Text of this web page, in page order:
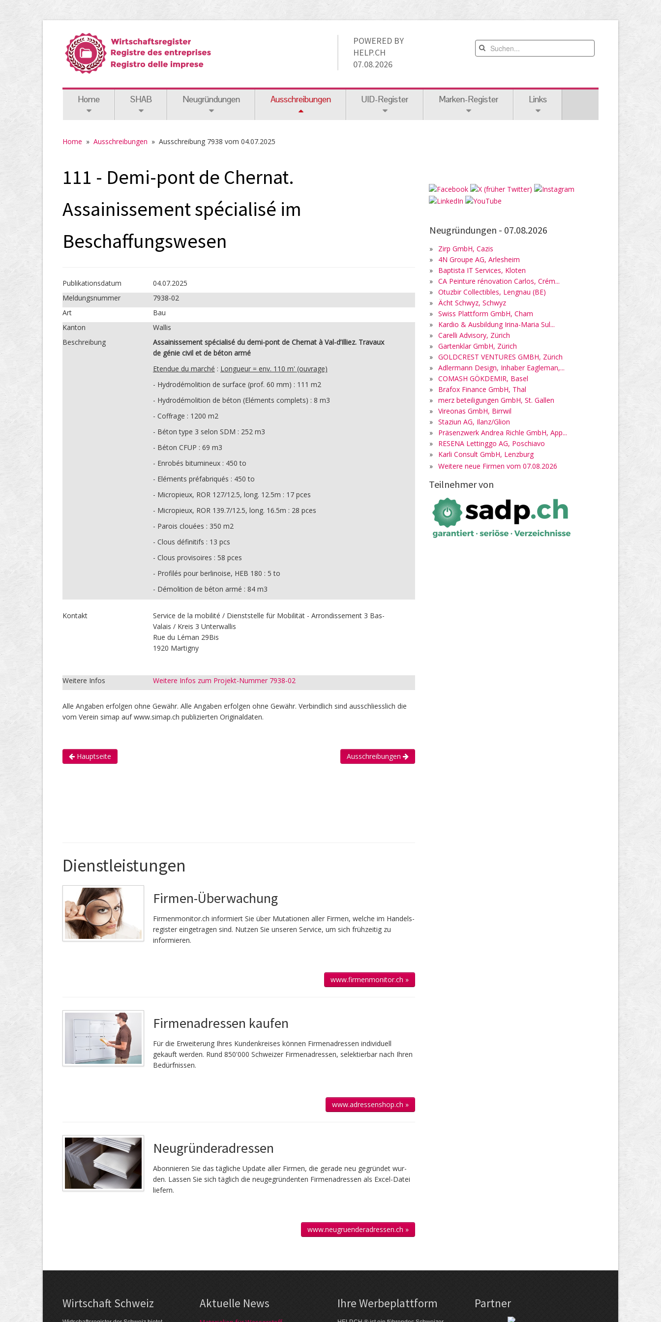
POWERED BY
HELP.CH
07.08.2026
Home SHAB Neugründungen Ausschreibungen UID-Register Marken-Register Links
Home » Ausschreibungen » Ausschreibung 7938 vom 04.07.2025
111 - Demi-pont de Chernat.
Assainissement spécialisé im
Beschaffungswesen
Publikations­datum
04.07.2025
Meldungs­nummer
7938-02
Art
Bau
Kanton
Wallis
Beschreibung
Assainissement spécialisé du demi-pont de Chernat à Val-d’Illiez. Travaux
de génie civil et de béton armé
Etendue du marché : Longueur = env. 110 m' (ouvrage)
- Hydrodémolition de surface (prof. 60 mm) : 111 m2
- Hydrodémolition de béton (Eléments complets) : 8 m3
- Coffrage : 1200 m2
- Béton type 3 selon SDM : 252 m3
- Béton CFUP : 69 m3
- Enrobés bitumineux : 450 to
- Eléments préfabriqués : 450 to
- Micropieux, ROR 127/12.5, long. 12.5m : 17 pces
- Micropieux, ROR 139.7/12.5, long. 16.5m : 28 pces
- Parois clouées : 350 m2
- Clous définitifs : 13 pcs
- Clous provisoires : 58 pces
- Profilés pour berlinoise, HEB 180 : 5 to
- Démolition de béton armé : 84 m3
Kontakt
Service de la mobilité / Dienststelle für Mobilität - Arrondissement 3 Bas-
Valais / Kreis 3 Unterwallis
Rue du Léman 29Bis
1920 Martigny
Weitere Infos Weitere Infos zum Projekt-Nummer 7938-02
Alle Angaben erfolgen ohne Gewähr. Alle Angaben erfolgen ohne Gewähr. Verbindlich sind ausschliesslich die
vom Verein simap auf www.simap.ch publizierten Originaldaten.
Hauptseite Ausschreibungen
Dienstleistungen
Firmen-Überwachung
Firmenmonitor.ch informiert Sie über Mutationen aller Firmen, welche im Handels­
register eingetragen sind. Nutzen Sie unseren Service, um sich frühzeitig zu
informieren.
www.firmenmonitor.ch »
Firmenadressen kaufen
Für die Er­wei­te­rung Ihres Kun­den­kreises kön­nen Firmen­adressen individuell
gekauft werden. Rund 850'000 Schweizer Firmen­adressen, selek­tierbar nach Ihren
Bedürfnissen.
www.adressenshop.ch »
Neugründeradressen
Abonnieren Sie das täg­liche Up­date aller Firmen, die gerade neu ge­gründet wur­
den. Lassen Sie sich täglich die neu­gegründenten Firmen­adressen als Excel-Datei
liefern.
www.neugruenderadressen.ch »
Neugründungen - 07.08.2026
»
Zirp GmbH, Cazis
»
4N Groupe AG, Arlesheim
»
Baptista IT Services, Kloten
» CA Peinture rénovation Carlos, Crém...
» Otuzbir Collectibles, Lengnau (BE)
»
Ächt Schwyz, Schwyz
» Swiss Plattform GmbH, Cham
»
Kardio & Ausbildung Irina-Maria Sul...
» Carelli Advisory, Zürich
» Gartenklar GmbH, Zürich
» GOLDCREST VENTURES GMBH, Zürich
» Adlermann Design, Inhaber Eagleman,...
» COMASH GÖKDEMIR, Basel
»
Brafox Finance GmbH, Thal
» merz beteiligungen GmbH, St. Gallen
» Vireonas GmbH, Birrwil
» Staziun AG, Ilanz/Glion
»
Präsenzwerk Andrea Richle GmbH, App...
»
RESENA Lettinggo AG, Poschiavo
»
Karli Consult GmbH, Lenzburg
» Weitere neue Firmen vom 07.08.2026
Teilnehmer von
Wirtschaft Schweiz Aktuelle News Ihre Werbe­plattform Partner